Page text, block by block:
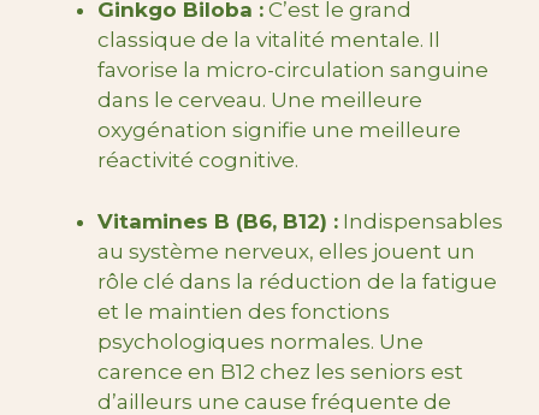
Ginkgo Biloba : C’est le grand
classique de la vitalité mentale. Il
favorise la micro-circulation sanguine
dans le cerveau. Une meilleure
oxygénation signifie une meilleure
réactivité cognitive.
Vitamines B (B6, B12) : Indispensables
au système nerveux, elles jouent un
rôle clé dans la réduction de la fatigue
et le maintien des fonctions
psychologiques normales. Une
carence en B12 chez les seniors est
d’ailleurs une cause fréquente de